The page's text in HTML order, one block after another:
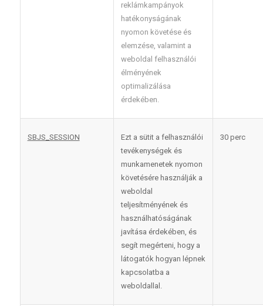
reklámkampányok
hatékonyságának
nyomon követése és
elemzése, valamint a
weboldal felhasználói
élményének
optimalizálása
érdekében.
SBJS_SESSION
Ezt a sütit a felhasználói
tevékenységek és
munkamenetek nyomon
követésére használják a
weboldal
teljesítményének és
használhatóságának
javítása érdekében, és
segít megérteni, hogy a
látogatók hogyan lépnek
kapcsolatba a
weboldallal.
30 perc